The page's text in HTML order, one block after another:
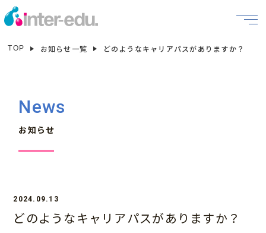
TOP お知らせ一覧 どのようなキャリアパスがありますか？
News
お知らせ
2024.09.13
どのようなキャリアパスがありますか？